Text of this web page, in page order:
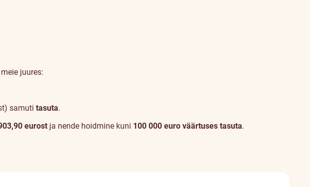
juures:
samuti tasuta.
3,90 eurost ja nende hoidmine kuni 100 000 euro väärtuses tasuta.